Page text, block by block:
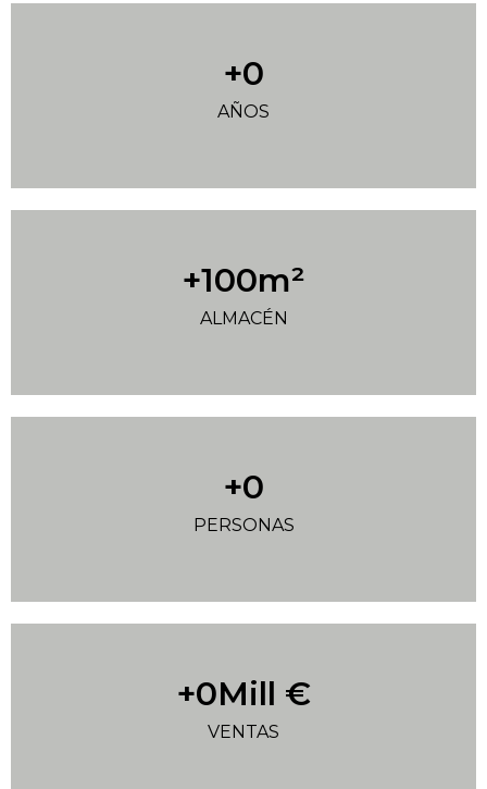
AÑOS
+0
ALMACÉN
+100m²
PERSONAS
+0
VENTAS
+0Mill €